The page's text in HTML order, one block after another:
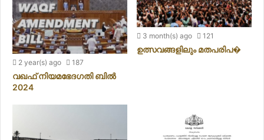
2 year(s) ago 187
വഖഫ് നിയമഭേദഗതി ബിൽ
2024
3 month(s) ago 121
ഉത്സവങ്ങളിലും മതപരിപ�